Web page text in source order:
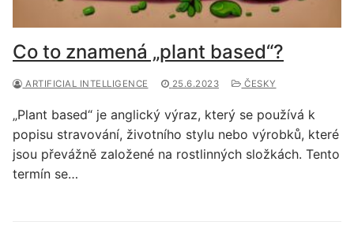
Co to znamená „plant based“?
ARTIFICIAL INTELLIGENCE 25.6.2023 ČESKY
„Plant based“ je anglický výraz, který se používá k
popisu stravování, životního stylu nebo výrobků, které
jsou převážně založené na rostlinných složkách. Tento
termín se…